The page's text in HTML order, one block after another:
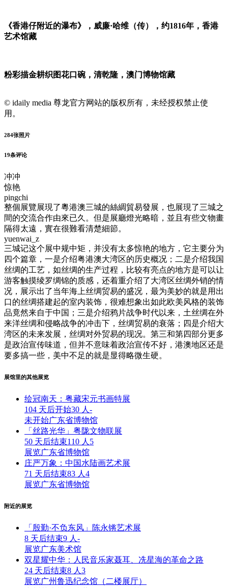
《香港仔附近的瀑布》，威廉·哈维（传），约1816年，香港
艺术馆藏
粉彩描金耕织图花口碗，清乾隆，澳门博物馆藏
© idaily media 尊龙官方网站的版权所有，未经授权禁止使
用。
284张照片
19条评论
冲冲
惊艳
pingchi
整個展覽展現了粵港澳三城的絲綢貿易發展，也展現了三城之
間的交流合作由來已久。但是展廳燈光略暗，並且有些文物畫
隔得太遠，實在很難看清楚細節。
yuenwai_z
三城记这个展中规中矩，并没有太多惊艳的地方，它主要分为
四个篇章，一是介绍粤港澳大湾区的历史概况；二是介绍我国
丝绸的工艺，如丝绸的生产过程，比较有亮点的地方是可以让
游客触摸绫罗绸锦的质感，还着重介绍了大湾区丝绸外销的情
况，展示出了当年海上丝绸贸易的盛况，最为美妙的就是用出
口的丝绸搭建起的室内装饰，很难想象出如此欧美风格的装饰
品竟然来自于中国；三是介绍鸦片战争时代以来，土丝绸在外
来洋丝绸和侵略战争的冲击下，丝绸贸易的衰落；四是介绍大
湾区的未来发展，丝绸对外贸易的现况。第三和第四部分更多
是政治宣传味道，但并不意味着政治宣传不好，港澳地区还是
要多搞一些，美中不足的就是显得略微生硬。
展馆里的其他展览
绘冠南天：粤藏宋元书画特展
104 天后开始30 人 -
未开始广东省博物馆
「丝路光华」粤陇文物联展
50 天后结束110 人 5
展览广东省博物馆
庄严万象：中国水陆画艺术展
71 天后结束83 人 4
展览广东省博物馆
附近的展览
「殷勤·不负东风」陈永锵艺术展
8 天后结束9 人 -
展览广东美术馆
双星耀中华：人民音乐家聂耳、冼星海的革命之路
24 天后结束8 人 3
展览广州鲁迅纪念馆（二楼展厅）